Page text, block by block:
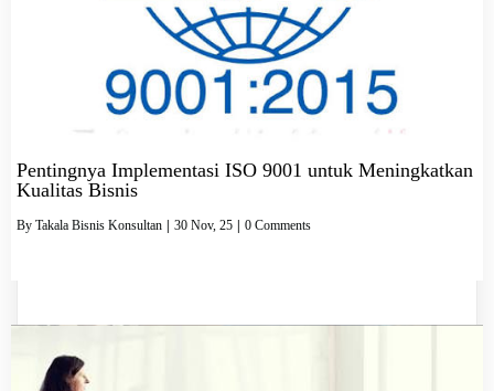
Pentingnya Implementasi ISO 9001 untuk Meningkatkan
Kualitas Bisnis
By Takala Bisnis Konsultan | 30 Nov, 25 | 0 Comments